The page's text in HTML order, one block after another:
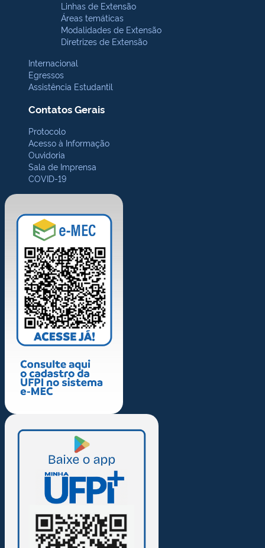
Linhas de Extensão
Áreas temáticas
Modalidades de Extensão
Diretrizes de Extensão
Internacional
Egressos
Assistência Estudantil
Contatos Gerais
Protocolo
Acesso à Informação
Ouvidoria
Sala de Imprensa
COVID-19